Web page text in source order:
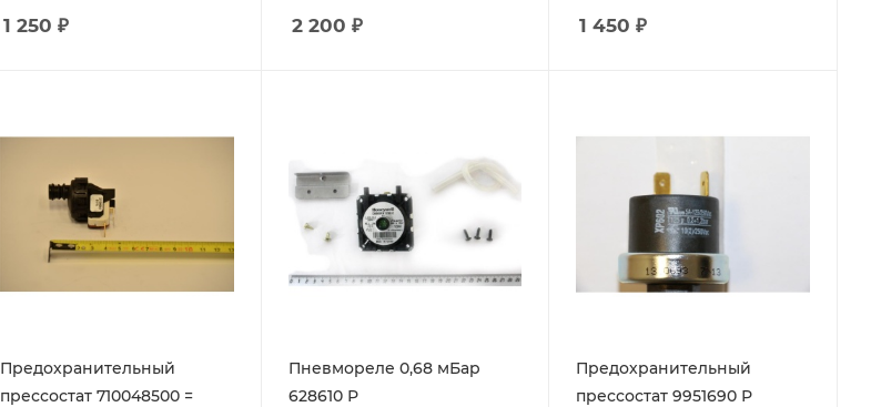
1 250 ₽ 2 200 ₽ 1 450 ₽
Предохранительный
прессостат 710048500 =
Пневмореле 0,68 мБар
628610 Р
Предохранительный
прессостат 9951690 Р